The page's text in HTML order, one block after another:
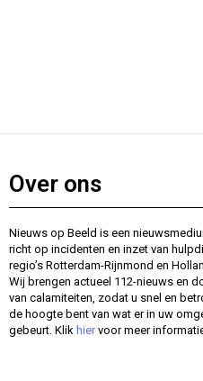
Over ons
Nieuws op Beeld is een
richt op incidenten en inzet van
regio’s Rotterdam-Rijnmond en
Wij brengen actueel 112-nieuws en
van calamiteiten, zodat u snel en
de hoogte bent van wat er in uw
gebeurt. Klik hiervoor meer